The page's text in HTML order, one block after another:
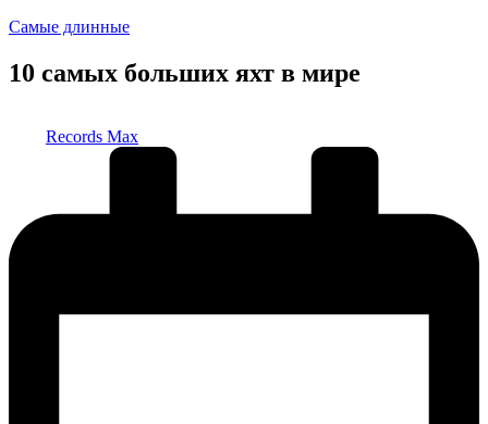
Опубликовано
Самые длинные
10 самых больших яхт в мире
Records Max